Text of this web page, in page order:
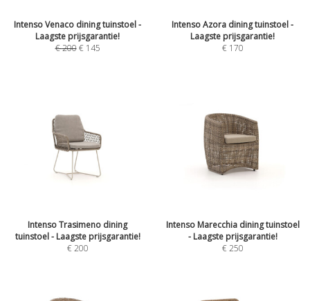
Intenso Venaco dining tuinstoel -
Laagste prijsgarantie!
€200 € 145
Intenso Azora dining tuinstoel -
Laagste prijsgarantie!
€ 170
Intenso Trasimeno dining
tuinstoel - Laagste prijsgarantie!
€200
Intenso Marecchia dining tuinstoel
- Laagste prijsgarantie!
€250